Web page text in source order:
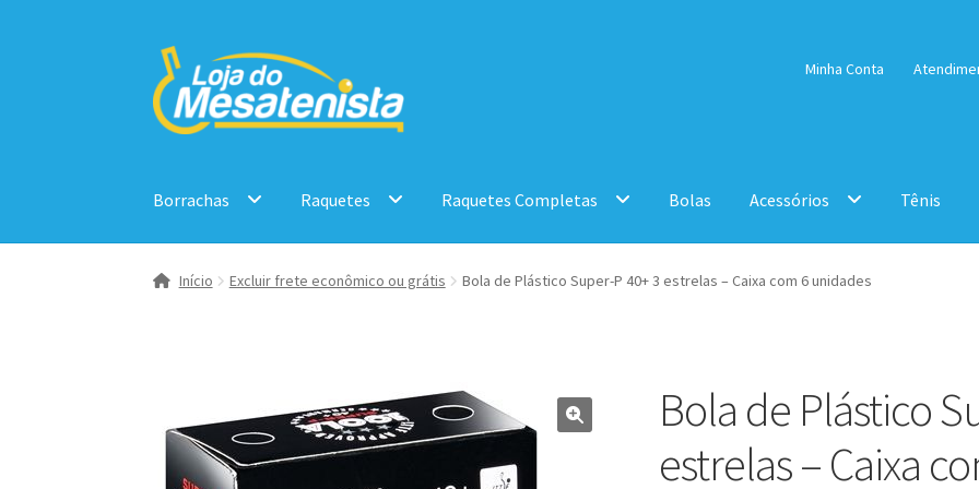
Pular
para
navegação
Pular
para
o
conteúdo
Minha Conta
Borrachas Raquetes Raquetes Completas Bolas Acessórios Tênis
Início Excluir frete econômico ou grátis Bola de Plástico Super-P 40+ 3 estrelas – Caixa com 6 unidades
Bola de Plástico
estrelas – Caixa